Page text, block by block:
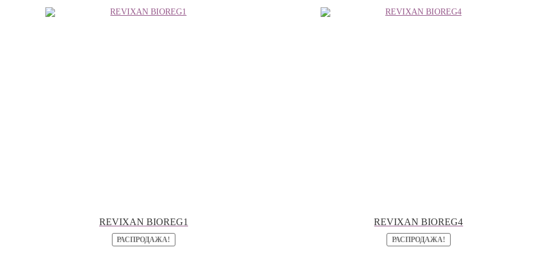
на
на
REVIXAN BIOREG1
РАСПРОДАЖА!
REVIXAN BIOREG4
РАСПРОДАЖА!